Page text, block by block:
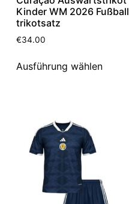
Kinder WM 2026 Fußball
trikotsatz
€34.00
Ausführung wählen